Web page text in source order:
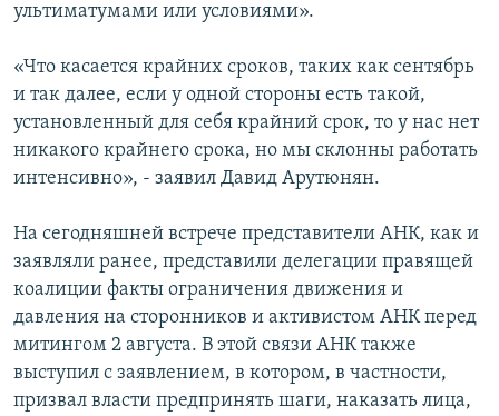
ультиматумами или условиями».
«Что касается крайних сроков, таких как сентябрь
и так далее, если у одной стороны есть такой,
установленный для себя крайний срок, то у нас нет
никакого крайнего срока, но мы склонны работать
интенсивно», - заявил Давид Арутюнян.
На сегодняшней встрече представители АНК, как и
заявляли ранее, представили делегации правящей
коалиции факты ограничения движения и
давления на сторонников и активистом АНК перед
митингом 2 августа. В этой связи АНК также
выступил с заявлением, в котором, в частности,
призвал власти предпринять шаги, наказать лица,